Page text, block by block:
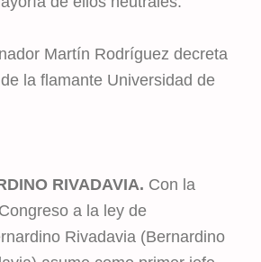
Martín Rodríguez decreta
la flamante Universidad de
RIVADAVIA. Con la
a la ley de
Rivadavia (Bernardino